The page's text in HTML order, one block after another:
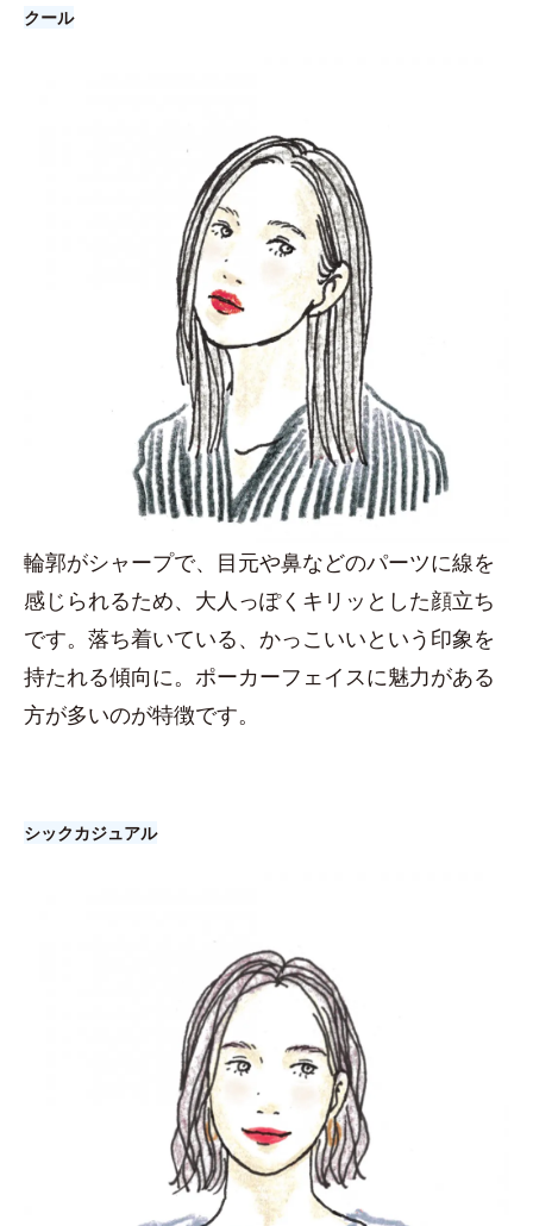
クール
輪郭がシャープで、目元や鼻などのパーツに線を
感じられるため、大人っぽくキリッとした顔立ち
です。落ち着いている、かっこいいという印象を
持たれる傾向に。ポーカーフェイスに魅力がある
方が多いのが特徴です。
シックカジュアル